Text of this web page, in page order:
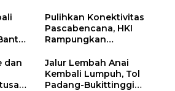
Pemeriksaan Kesehatan
Rutin dan Edukasi
Perawatan Gigi
Pulihkan Konektivitas
Pascabencana, HKI
Rampungkan
Lembah Anai dan Malalak
dan
Jalur Lembah Anai
Kembali Lumpuh, Tol
Padang-Bukittinggi